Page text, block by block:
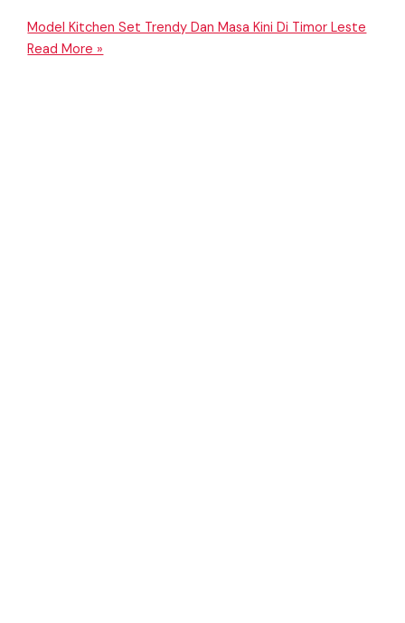
Model Kitchen Set Trendy Dan Masa Kini Di Timor Leste
Read More »